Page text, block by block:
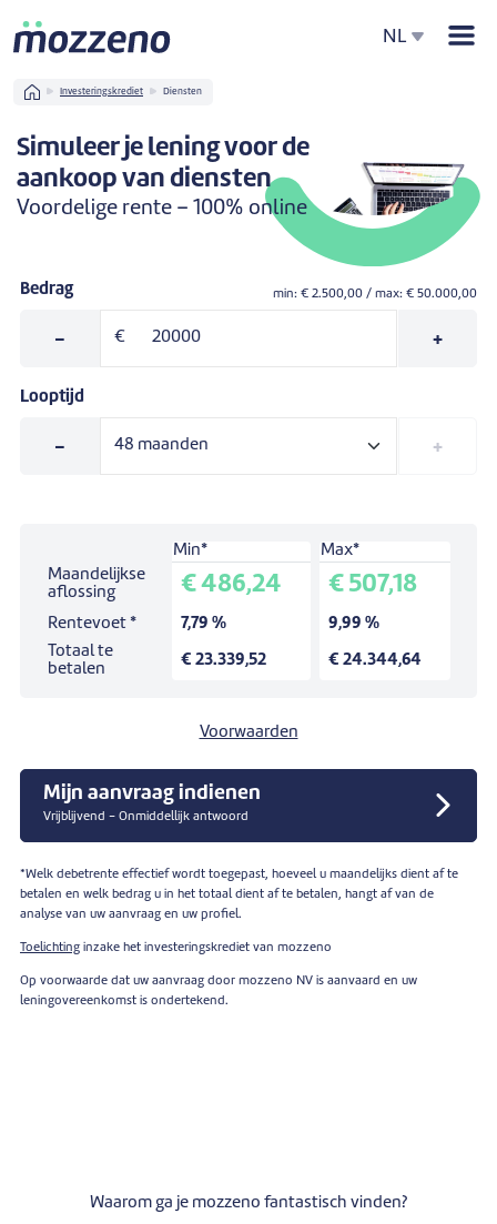
NL
Home
Investeringskrediet Diensten
Simuleer je lening voor de
aankoop van diensten
Voordelige rente – 100% online
Bedrag min: € 2.500,00 / max: € 50.000,00
- € +
Looptijd
- +
Simulatie voor een lening van:
Looptijd:48 maanden.
Min*
Max*
Maandelijkse
aflossing
€ 486,24 € 507,18
Rentevoet * 7,79 %
9,99 %
Totaal te
betalen
€ 23.339,52 € 24.344,64
Voorwaarden
Mijn aanvraag indienen
Vrijblijvend - Onmiddellijk antwoord
*Welk debetrente effectief wordt toegepast, hoeveel u maandelijks dient af te
betalen en welk bedrag u in het totaal dient af te betalen, hangt af van de
analyse van uw aanvraag en uw profiel.
Toelichting inzake het investeringskrediet van mozzeno
Op voorwaarde dat uw aanvraag door mozzeno NV is aanvaard en uw
leningovereenkomst is ondertekend.
Waarom ga je mozzeno fantastisch vinden?